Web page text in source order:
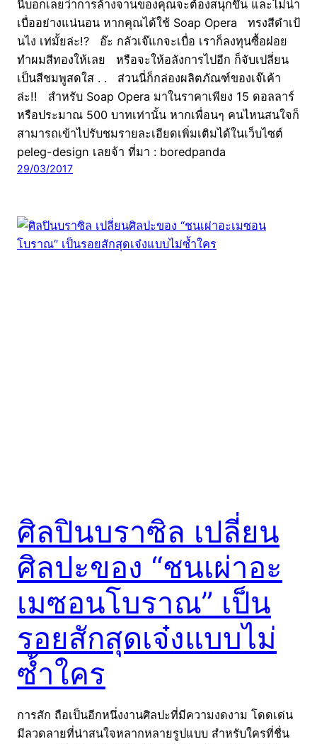
นี้บอกเลยว่าการล้างจานของคุณจะต้องสนุกขึ้น และไม่น่า
เบื่ออย่างแน่นอน หากคุณได้ใช้ Soap Opera ทรงสีดำเป้
นไง เท่มั้ยล่ะ!? อ๊ะ กลัวเจ๊แกจะเบื่อ เราก็ลงทุนซื้อฝอย
ทำผมสีทองให้เลย หรือจะให้อลังการไปอีก ก็จับเปลี่ยน
เป็นสีชมพูสดใส . . ส่วนนี่ก็กล่องผลิตภัณฑ์ของเจ๊เค้า
ล่ะ!! สำหรับ Soap Opera มาในราคาเพียง 15 ดอลลาร์
หรือประมาณ 500 บาทเท่านั้น หากเพื่อนๆ คนไหนสนใจก็
สามารถเข้าไปรับชมรายละเอียดเพิ่มเติมได้ในเว็บไซต์
peleg-design เลยจ้า ที่มา : boredpanda
29/03/2017
ศิลปินบราซิล เปลี่ยน
ศิลปะของ “ชนเผ่าอะ
เมซอนโบราณ” เป็น
รอยสักสุดเจ๋งแบบไม่
ซ้ำใคร
การสัก ถือเป็นอีกหนึ่งงานศิลปะที่มีความงดงาม โดดเด่น
มีลวดลายที่น่าสนใจหลากหลายรูปแบบ สำหรับใครที่ชื่น